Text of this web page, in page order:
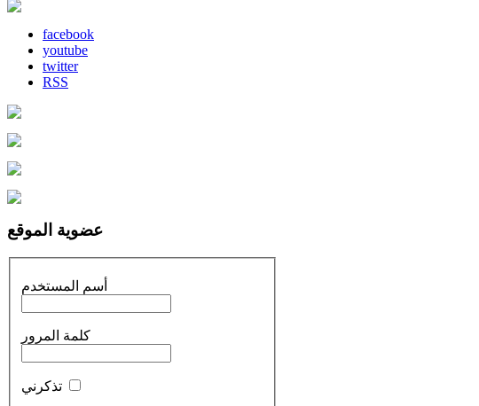
facebook
youtube
twitter
RSS
عضوية الموقع
أسم المستخدم
كلمة المرور